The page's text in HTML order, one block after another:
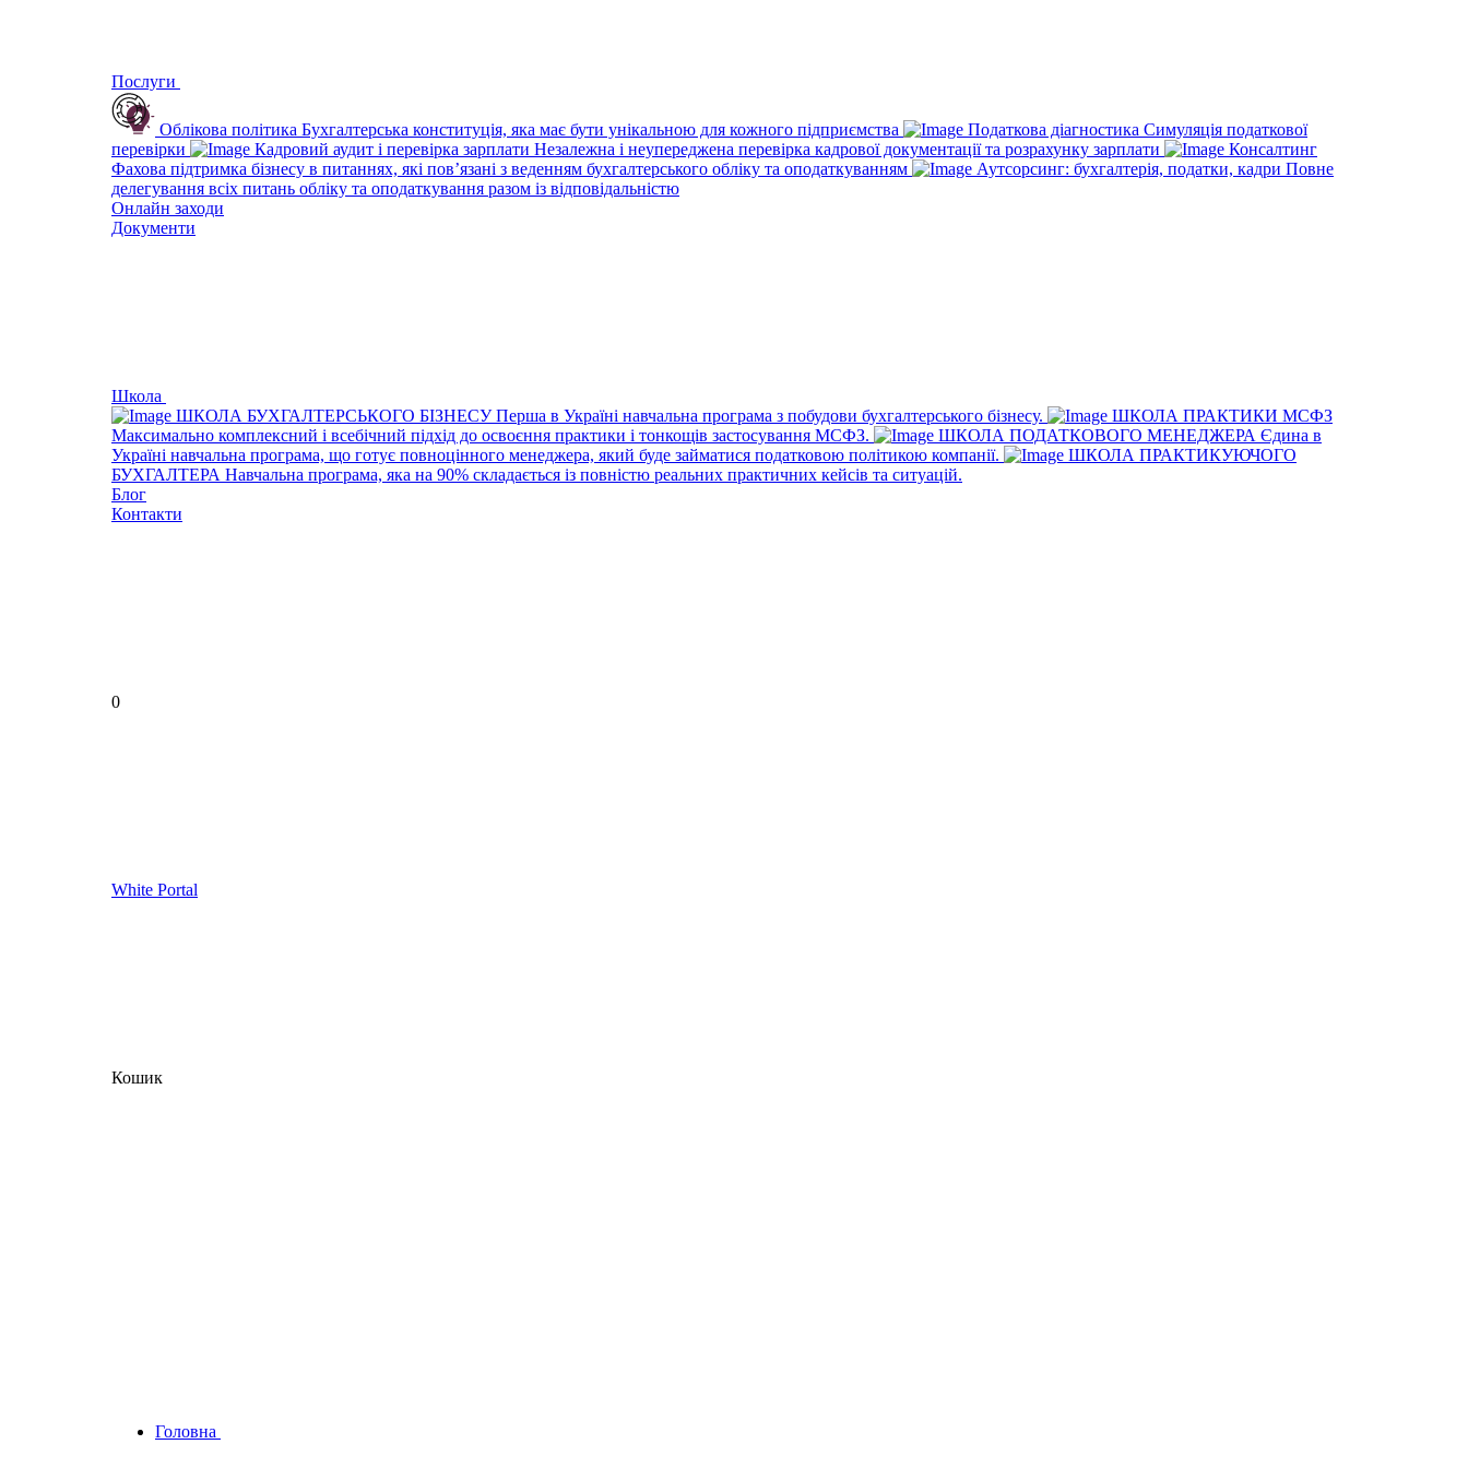
Послуги
Облікова політика Бухгалтерська конституція, яка має бути унікальною для кожного підприємства Податкова діагностика Симуляція податкової
перевірки
Кадровий аудит і перевірка зарплати Незалежна і неупереджена перевірка кадрової документації та розрахунку зарплати
Консалтинг
Фахова підтримка бізнесу в питаннях, які пов’язані з веденням бухгалтерського обліку та оподаткуванням
Аутсорсинг: бухгалтерія, податки, кадри Повне
делегування всіх питань обліку та оподаткування разом із відповідальністю
Онлайн заходи
Документи
Школа
ШКОЛА БУХГАЛТЕРСЬКОГО БІЗНЕСУПерша в Україні навчальна програма з побудови бухгалтерського бізнесу.
ШКОЛА ПРАКТИКИ МСФЗ
Максимально комплексний і всебічний підхід до освоєння практики і тонкощів застосування МСФЗ.
ШКОЛА ПОДАТКОВОГО МЕНЕДЖЕРА Єдина в
Україні навчальна програма, що готує повноцінного менеджера, який буде займатися податковою політикою компанії.
ШКОЛА ПРАКТИКУЮЧОГО
БУХГАЛТЕРА Навчальна програма, яка на 90% складається із повністю реальних практичних кейсів та ситуацій.
Блог
Контакти
0
White Portal
Кошик
Головна